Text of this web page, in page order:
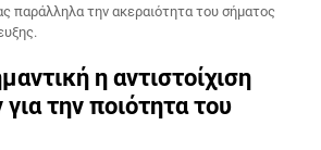
παράλληλα την ακεραιότητα του σήματος
η αντιστοίχιση
την ποιότητα του